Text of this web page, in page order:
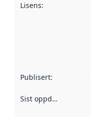
Lisens:
Publisert:
Sist oppdatert